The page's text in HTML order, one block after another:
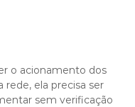
o acionamento dos
rede, ela precisa ser
sem verificação